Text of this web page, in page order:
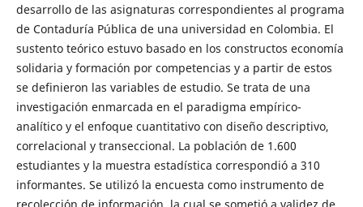
desarrollo de las asignaturas correspondientes al programa
de Contaduría Pública de una universidad en Colombia. El
sustento teórico estuvo basado en los constructos economía
solidaria y formación por competencias y a partir de estos
se definieron las variables de estudio. Se trata de una
investigación enmarcada en el paradigma empírico-
analítico y el enfoque cuantitativo con diseño descriptivo,
correlacional y transeccional. La población de 1.600
estudiantes y la muestra estadística correspondió a 310
informantes. Se utilizó la encuesta como instrumento de
recolección de información, la cual se sometió a validez de